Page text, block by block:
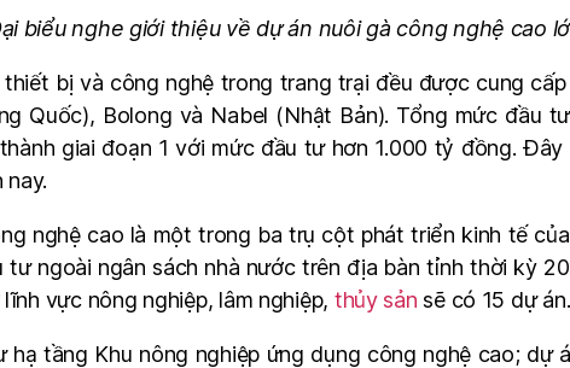
biểu nghe giới thiệu về dự án nuôi gà công nghệ cao
bị và công nghệ trong trang trại đều được cung
Quốc), Bolong và Nabel (Nhật Bản). Tổng mức đầu
giai đoạn 1 với mức đầu tư hơn 1.000 tỷ đồng.
nay.
nghệ cao là một trong ba trụ cột phát triển kinh tế
tư ngoài ngân sách nhà nước trên địa bàn tỉnh thời kỳ
vực nông nghiệp, lâm nghiệp, thủy sản sẽ có 15 dự án.
tầng Khu nông nghiệp ứng dụng công nghệ cao; dự